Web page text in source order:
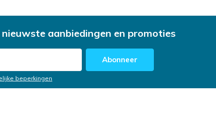
aanbiedingen en promoties
Abonneer
beperkingen